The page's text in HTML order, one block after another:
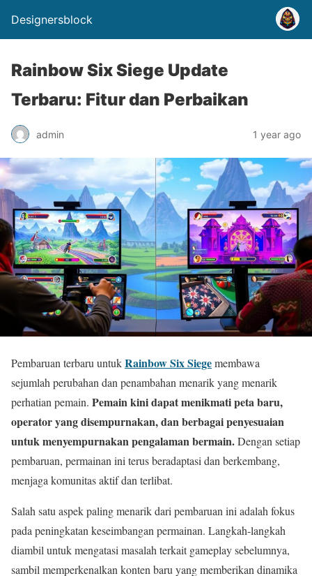
Designersblock
Rainbow Six Siege Update
Terbaru: Fitur dan Perbaikan
admin 1 year ago
Pembaruan terbaru untukRainbow Six Siegemembawa
sejumlah perubahan dan penambahan menarik yang menarik
perhatian pemain. Pemain kini dapat menikmati peta baru,
operator yang disempurnakan, dan berbagai penyesuaian
untuk menyempurnakan pengalaman bermain.Dengan setiap
pembaruan, permainan ini terus beradaptasi dan berkembang,
menjaga komunitas aktif dan terlibat.
Salah satu aspek paling menarik dari pembaruan ini adalah fokus
pada peningkatan keseimbangan permainan. Langkah-langkah
diambil untuk mengatasi masalah terkait gameplay sebelumnya,
sambil memperkenalkan konten baru yang memberikan dinamika